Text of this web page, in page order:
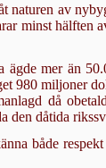
av
minst
mer än
980 miljoner
då
den dåtida
både